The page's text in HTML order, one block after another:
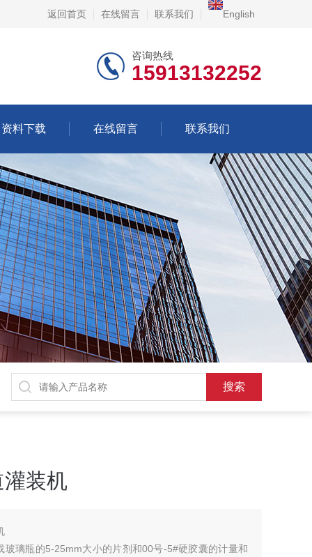
返回首页 在线留言 联系我们 English
咨询热线
15913132252
资料下载 在线留言 联系我们
装机
璃瓶的5-25mm大小的片剂和00号-5#硬胶囊的计量和